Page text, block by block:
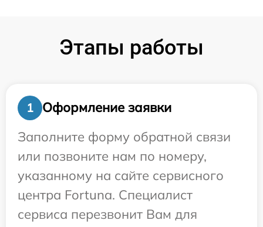
Этапы работы
1
Оформление заявки
Заполните форму обратной связи
или позвоните нам по номеру,
указанному на сайте сервисного
центра Fortuna. Специалист
сервиса перезвонит Вам для